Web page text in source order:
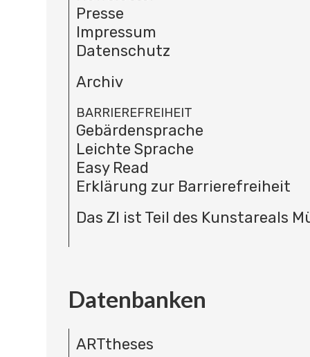
Presse
Impressum
Datenschutz
Archiv
BARRIEREFREIHEIT
Gebärdensprache
Leichte Sprache
Easy Read
Erklärung zur Barrierefreiheit
Das ZI ist Teil des Kunstareals
Datenbanken
ARTtheses